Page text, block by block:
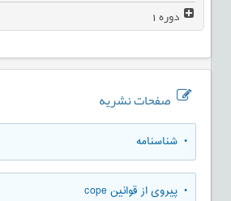
دوره1
صفحات نشریه
• شناسنامه
• پیروی از قوانین cope